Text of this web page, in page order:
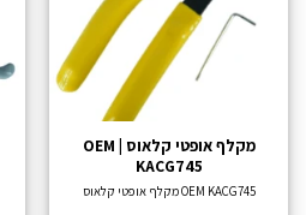
מקלף אופטי קלאוס OEM |
KACG745
OEM KACG745 מקלף אופטי קלאוס